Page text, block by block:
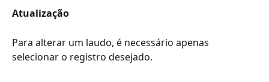
Atualização
Para alterar um laudo, é necessário apenas
selecionar o registro desejado.